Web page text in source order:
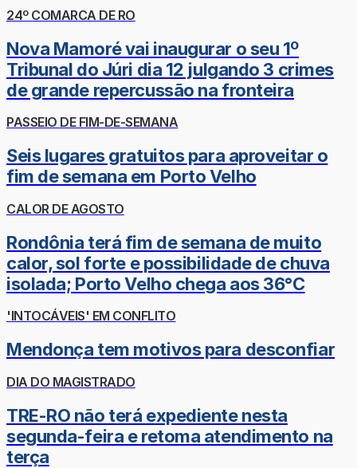
24º COMARCA DE RO
Nova Mamoré vai inaugurar o seu 1º
Tribunal do Júri dia 12 julgando 3 crimes
de grande repercussão na fronteira
PASSEIO DE FIM-DE-SEMANA
Seis lugares gratuitos para aproveitar o
fim de semana em Porto Velho
CALOR DE AGOSTO
Rondônia terá fim de semana de muito
calor, sol forte e possibilidade de chuva
isolada; Porto Velho chega aos 36°C
'INTOCÁVEIS' EM CONFLITO
Mendonça tem motivos para desconfiar
DIA DO MAGISTRADO
TRE-RO não terá expediente nesta
segunda-feira e retoma atendimento na
terça